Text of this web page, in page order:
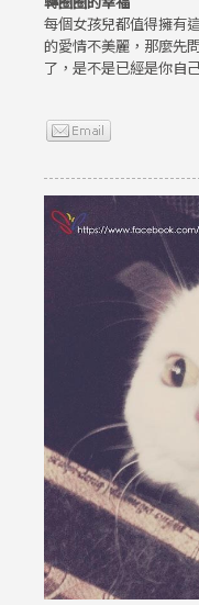
每個女孩兒都值得擁有
的愛情不美麗，那麼先
了，是不是已經是你自